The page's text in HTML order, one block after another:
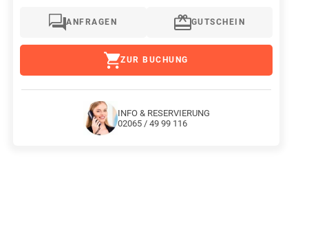
ANFRAGEN GUTSCHEIN
ZUR BUCHUNG
INFO & RESERVIERUNG
02065 / 49 99 116